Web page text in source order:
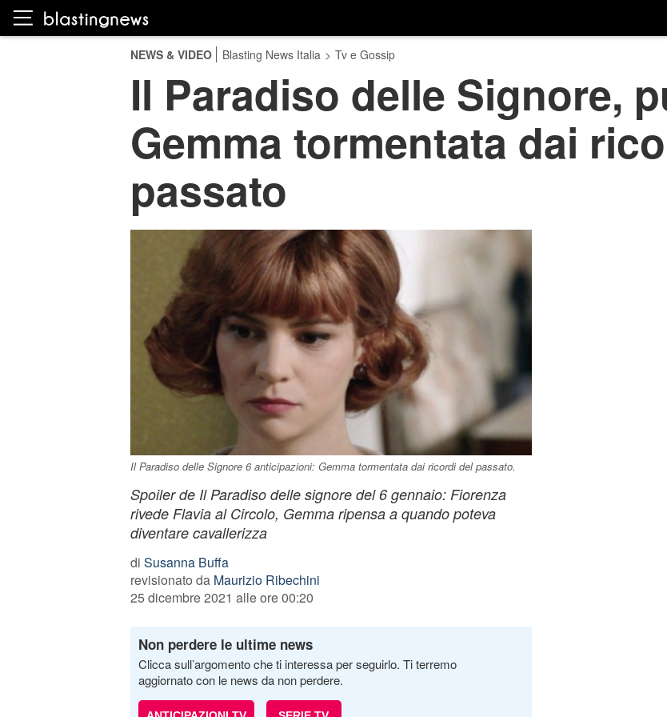
NEWS & VIDEO Blasting News Italia > Tv e Gossip
Il Paradiso delle Signore,
Gemma tormentata dai
passato
Il Paradiso delle Signore 6 anticipazioni: Gemma tormentata dai ricordi del passato.
Spoiler de Il Paradiso delle signore del 6 gennaio: Fiorenza
rivede Flavia al Circolo, Gemma ripensa a quando poteva
diventare cavallerizza
di Susanna Buffa
revisionato da Maurizio Ribechini
25 dicembre 2021 alle ore 00:20
Non perdere le ultime news
Clicca sull’argomento che ti interessa per seguirlo. Ti terremo
aggiornato con le news da non perdere.